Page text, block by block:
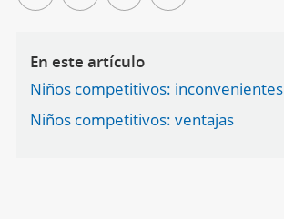
En este artículo
Niños competitivos: inconvenientes
Niños competitivos: ventajas